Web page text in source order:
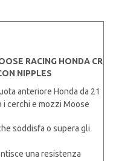
RACING HONDA CR
NIPPLES
anteriore Honda da 21
cerchi e mozzi Moose
soddisfa o supera gli
una resistenza